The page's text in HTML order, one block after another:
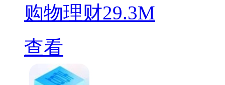
购物理财29.3M
查看